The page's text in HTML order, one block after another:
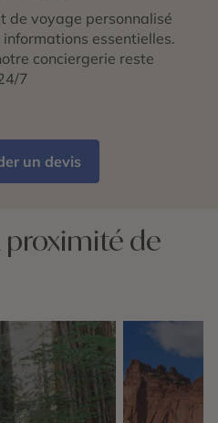
de voyage personnalisé
essentielles.
conciergerie reste
7
un devis
de